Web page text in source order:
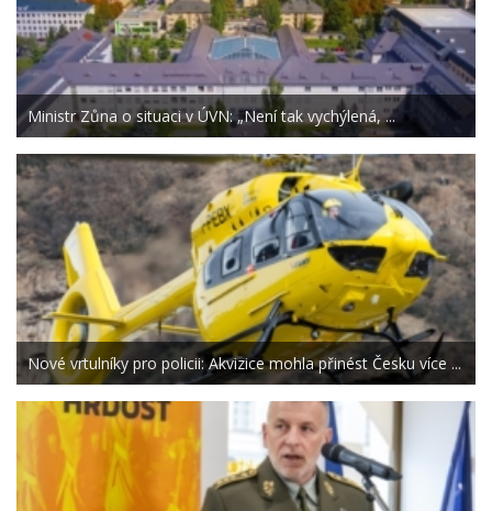
Ministr Zůna o situaci v ÚVN: „Není tak vychýlená, ...
Nové vrtulníky pro policii: Akvizice mohla přinést Česku více ...